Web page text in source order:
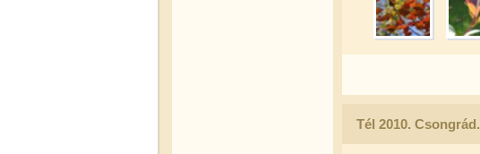
Tél 2010. Csongrád.